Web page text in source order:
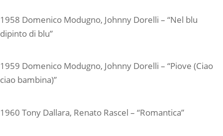
1958 Domenico Modugno, Johnny Dorelli – “Nel blu
dipinto di blu”
1959 Domenico Modugno, Johnny Dorelli – “Piove (Ciao
ciao bambina)”
1960 Tony Dallara, Renato Rascel – “Romantica”